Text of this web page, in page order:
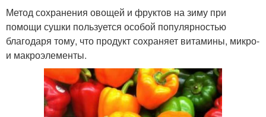
Метод сохранения овощей и фруктов на зиму при
помощи сушки пользуется особой популярностью
благодаря тому, что продукт сохраняет витамины, микро-
и макроэлементы.